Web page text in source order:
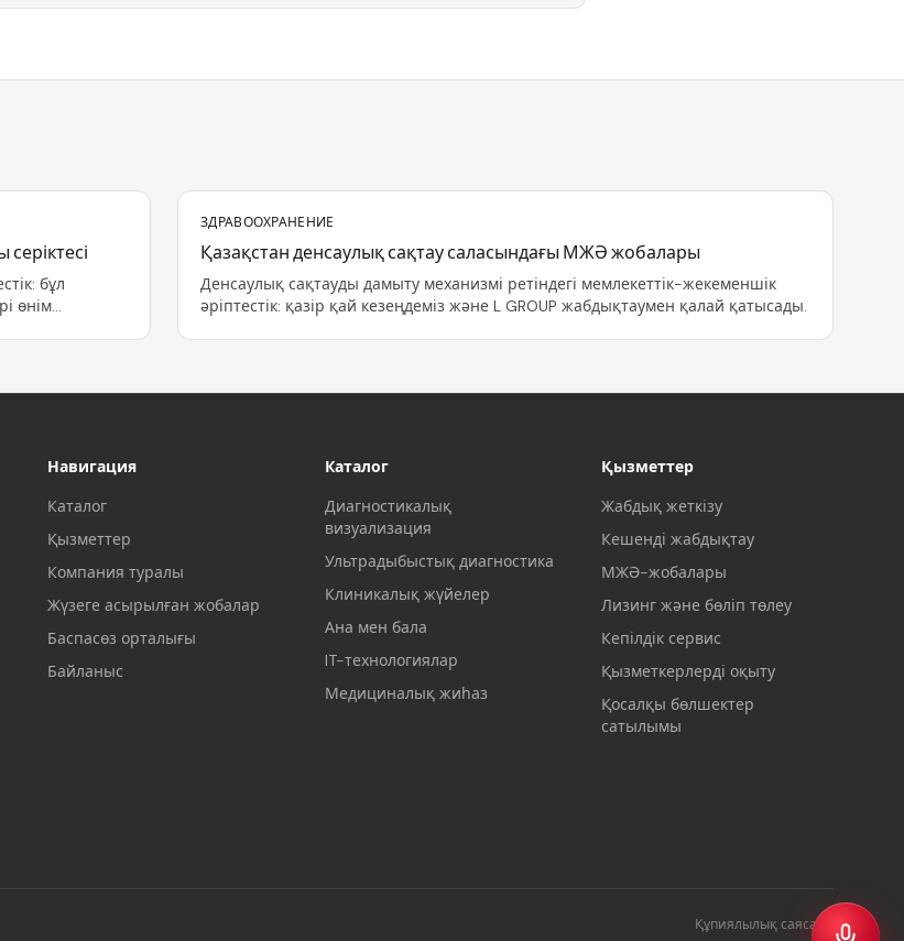
бұл
өнім
ЗДРАВООХРАНЕНИЕ
Қазақстан денсаулық сақтау саласындағы МЖӘ жобалары
Денсаулық сақтауды дамыту механизмі ретіндегі мемлекеттік-жекеменшік
әріптестік: қазір қай кезеңдеміз және L GROUP жабдықтаумен қалай қатысады.
Навигация
Каталог
Қызметтер
Компания туралы
Жүзеге асырылған жобалар
Баспасөз орталығы
Байланыс
Каталог
Диагностикалық
визуализация
Ультрадыбыстық диагностика
Клиникалық жүйелер
Ана мен бала
IT-технологиялар
Медициналық жиһаз
Қызметтер
Жабдық жеткізу
Кешенді жабдықтау
МЖӘ-жобалары
Лизинг және бөліп төлеу
Кепілдік сервис
Қызметкерлерді оқыту
Қосалқы бөлшектер
сатылымы
Құпиялылық саясаты